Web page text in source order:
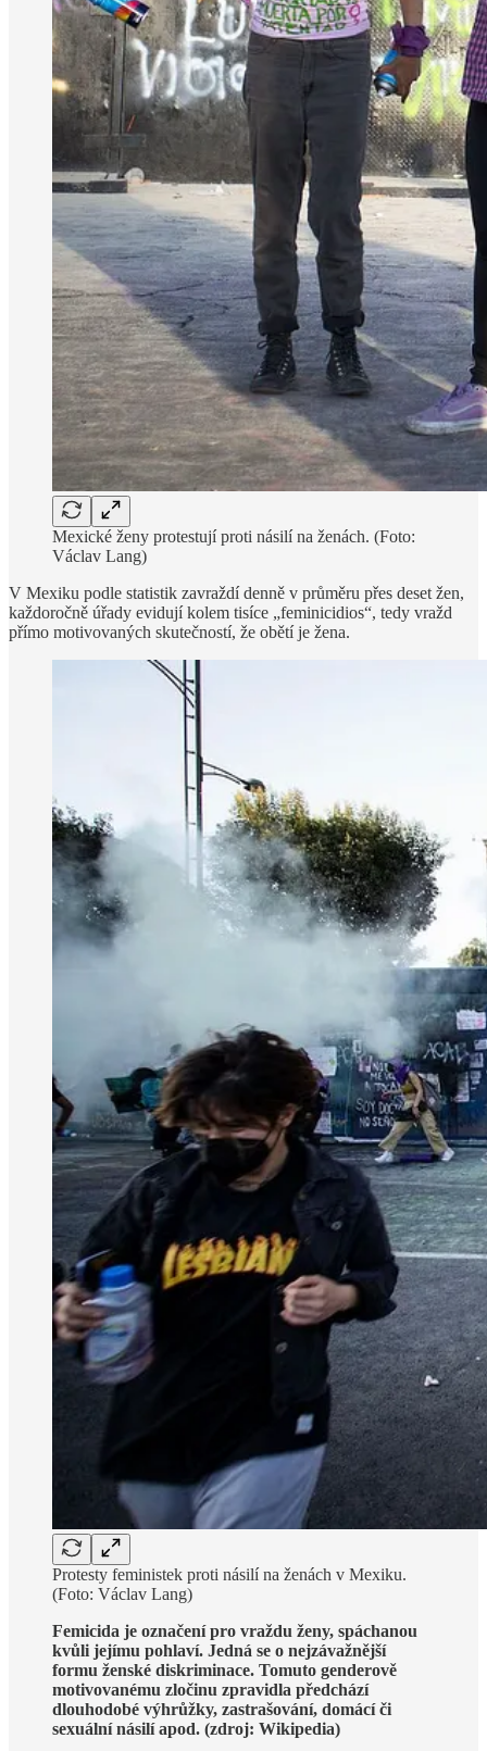
Mexické ženy protestují proti násilí na ženách. (Foto:
Václav Lang)
V Mexiku podle statistik zavraždí denně v průměru přes deset žen,
každoročně úřady evidují kolem tisíce „feminicidios“, tedy vražd
přímo motivovaných skutečností, že obětí je žena.
Protesty feministek proti násilí na ženách v Mexiku.
(Foto: Václav Lang)
Femicida je označení pro vraždu ženy, spáchanou
kvůli jejímu pohlaví. Jedná se o nejzávažnější
formu ženské diskriminace. Tomuto genderově
motivovanému zločinu zpravidla předchází
dlouhodobé výhrůžky, zastrašování, domácí či
sexuální násilí apod. (zdroj: Wikipedia)